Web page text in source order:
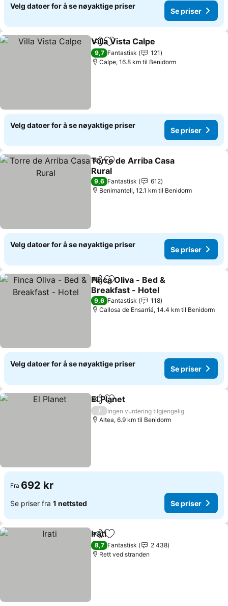
Velg datoer for å se nøyaktige priser
Se priser
Del Legg til i favoritter
Villa Vista Calpe
9,7 Fantastisk
121
Calpe, 16.8 km til Benidorm
Velg datoer for å se nøyaktige priser
Se priser
Del Legg til i favoritter
Torre de Arriba Casa
Rural
9,6 Fantastisk
612
Benimantell, 12.1 km til Benidorm
Velg datoer for å se nøyaktige priser
Se priser
Del Legg til i favoritter
Finca Oliva - Bed &
Breakfast - Hotel
9,6 Fantastisk
118
Callosa de Ensarriá, 14.4 km til Benidorm
Velg datoer for å se nøyaktige priser
Se priser
Del Legg til i favoritter
El Planet
/
Ingen vurdering tilgjengelig
Altea, 6.9 km til Benidorm
Fra 692 kr
Se priser fra 1 nettsted Se priser
Del Legg til i favoritter
Irati
8,7 Fantastisk
2 438
Rett ved stranden